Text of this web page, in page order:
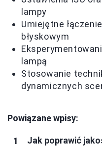
lampy
Umiejętne
błyskowym
lampą
Stosowanie
dynamicznych
Powiązane wpisy:
Jak poprawić